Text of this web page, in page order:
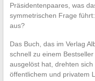
Präsidentenpaares, was
symmetrischen Frage
aus?
Das Buch, das im Verlag
schnell zu einem
ausgelöst hat, drehten
öffentlichem und privatem